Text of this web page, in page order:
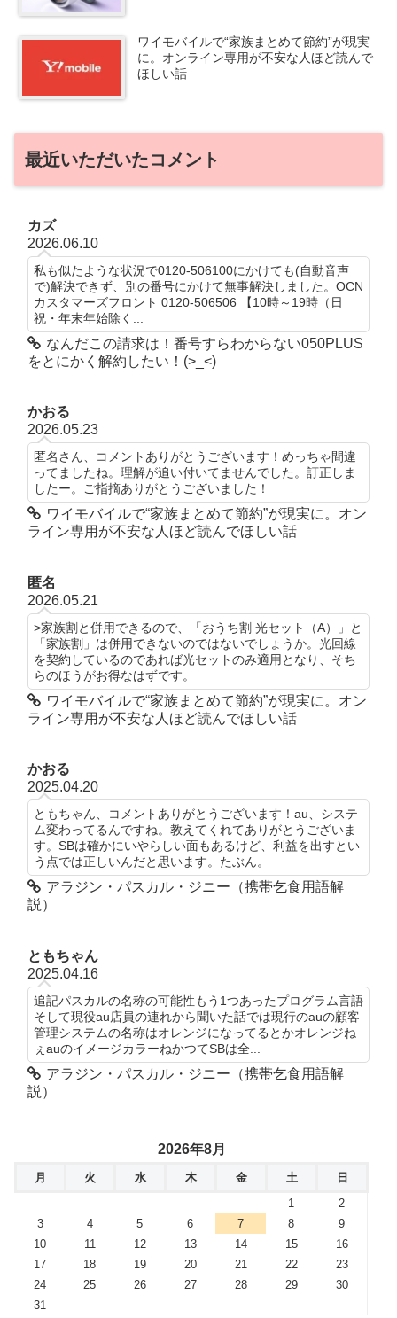
ワイモバイルで“家族まとめて節約”が現実
に。オンライン専用が不安な人ほど読んで
ほしい話
最近いただいたコメント
カズ
2026.06.10
私も似たような状況で0120-506100にかけても(自動音声
で)解決できず、別の番号にかけて無事解決しました。OCN
カスタマーズフロント 0120-506506 【10時～19時（日
祝・年末年始除く...
なんだこの請求は！番号すらわからない050PLUS
をとにかく解約したい！(>_<)
かおる
2026.05.23
匿名さん、コメントありがとうございます！めっちゃ間違
ってましたね。理解が追い付いてませんでした。訂正しま
したー。ご指摘ありがとうございました！
ワイモバイルで“家族まとめて節約”が現実に。オン
ライン専用が不安な人ほど読んでほしい話
匿名
2026.05.21
>家族割と併用できるので、「おうち割 光セット（A）」と
「家族割」は併用できないのではないでしょうか。光回線
を契約しているのであれば光セットのみ適用となり、そち
らのほうがお得なはずです。
ワイモバイルで“家族まとめて節約”が現実に。オン
ライン専用が不安な人ほど読んでほしい話
かおる
2025.04.20
ともちゃん、コメントありがとうございます！au、システ
ム変わってるんですね。教えてくれてありがとうございま
す。SBは確かにいやらしい面もあるけど、利益を出すとい
う点では正しいんだと思います。たぶん。
アラジン・パスカル・ジニー（携帯乞食用語解
説）
ともちゃん
2025.04.16
追記パスカルの名称の可能性もう1つあったプログラム言語
そして現役au店員の連れから聞いた話では現行のauの顧客
管理システムの名称はオレンジになってるとかオレンジね
ぇauのイメージカラーねかつてSBは全...
アラジン・パスカル・ジニー（携帯乞食用語解
説）
2026年8月
月 火 水 木 金 土
日
1
2
3
4 5 6 7 8
9
10
11 12 13 14 15
16
17
18 19 20 21 22
23
24
25 26 27 28 29
30
31